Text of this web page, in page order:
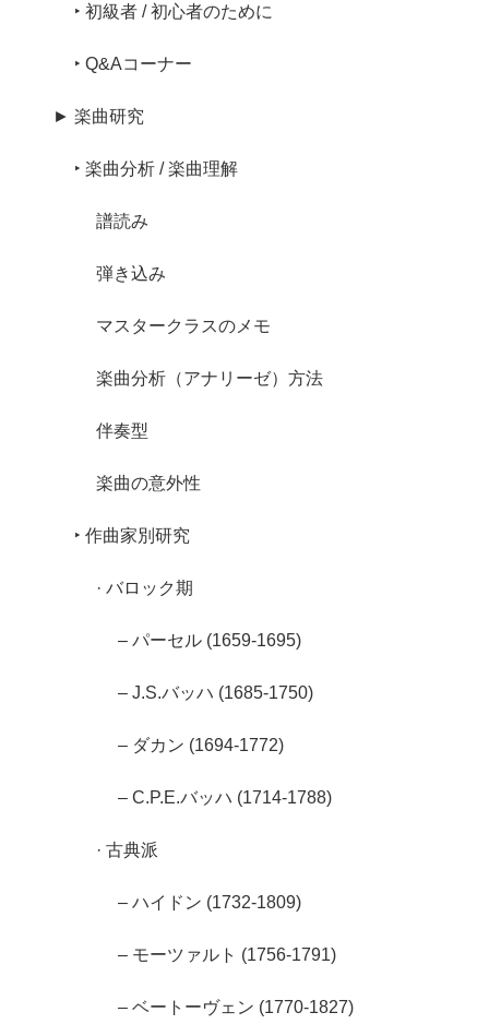
‣ 初級者 / 初心者のために
‣ Q&Aコーナー
► 楽曲研究
‣ 楽曲分析 / 楽曲理解
譜読み
弾き込み
マスタークラスのメモ
楽曲分析（アナリーゼ）方法
伴奏型
楽曲の意外性
‣ 作曲家別研究
· バロック期
– パーセル (1659-1695)
– J.S.バッハ (1685-1750)
– ダカン (1694-1772)
– C.P.E.バッハ (1714-1788)
· 古典派
– ハイドン (1732-1809)
– モーツァルト (1756-1791)
– ベートーヴェン (1770-1827)